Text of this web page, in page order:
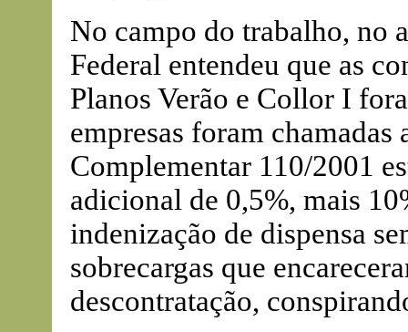
No campo do trabalho, no
Federal entendeu que as
Planos Verão e Collor I
empresas foram
Complementar 110/2001
adicional de 0,5%, mais
indenização de dispensa
sobrecargas que
descontratação,